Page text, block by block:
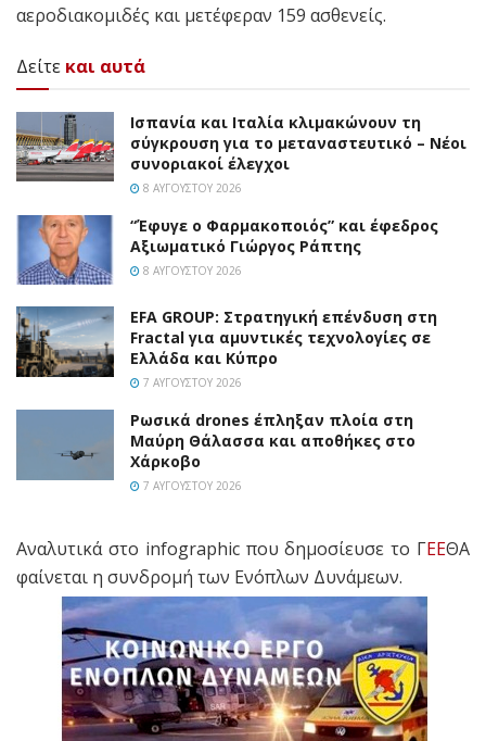
αεροδιακομιδές και μετέφεραν 159 ασθενείς.
Δείτε και αυτά
Ισπανία και Ιταλία κλιμακώνουν τη
σύγκρουση για το μεταναστευτικό – Νέοι
συνοριακοί έλεγχοι
8 ΑΥΓΟΎΣΤΟΥ 2026
“Έφυγε ο Φαρμακοποιός” και έφεδρος
Αξιωματικό Γιώργος Ράπτης
8 ΑΥΓΟΎΣΤΟΥ 2026
EFA GROUP: Στρατηγική επένδυση στη
Fractal για αμυντικές τεχνολογίες σε
Ελλάδα και Κύπρο
7 ΑΥΓΟΎΣΤΟΥ 2026
Ρωσικά drones έπληξαν πλοία στη
Μαύρη Θάλασσα και αποθήκες στο
Χάρκοβο
7 ΑΥΓΟΎΣΤΟΥ 2026
Αναλυτικά στο infographic που δημοσίευσε το ΓΕΕΘΑ
φαίνεται η συνδρομή των Ενόπλων Δυνάμεων.